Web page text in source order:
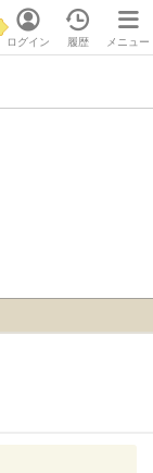
ログイン 履歴 メニュー